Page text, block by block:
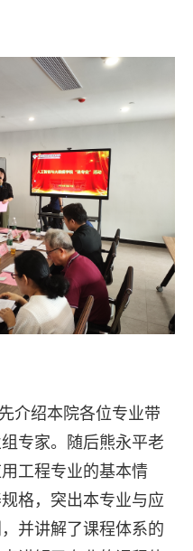
介绍本院各位专业带
专家。随后熊永平老
工程专业的基本情
格，突出本专业与应
并讲解了课程体系的